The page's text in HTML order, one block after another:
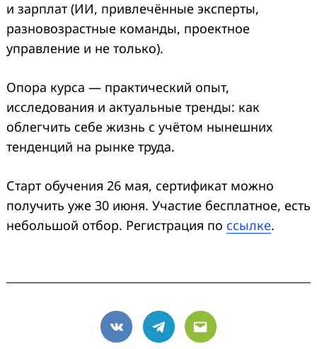
и зарплат (ИИ, привлечённые эксперты,
разновозрастные команды, проектное
управление и не только).
Опора курса — практический опыт,
исследования и актуальные тренды: как
облегчить себе жизнь с учётом нынешних
тенденций на рынке труда.
Старт обучения 26 мая, сертификат можно
получить уже 30 июня. Участие бесплатное, есть
небольшой отбор. Регистрация по ссылке.
VK Telegram
Email